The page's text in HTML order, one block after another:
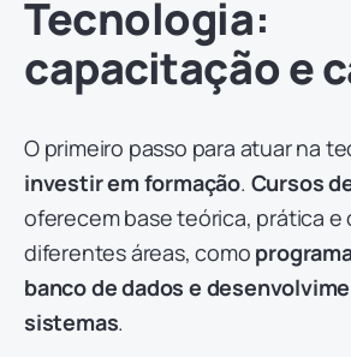
Tecnologia:
capacitação e
O primeiro passo para atuar na
investir em formação. Cursos
oferecem base teórica, prática
diferentes áreas, como
banco de dados e
sistemas.